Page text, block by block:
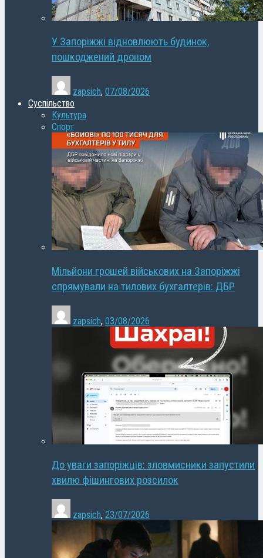
У Запоріжжі відновлюють будинок,
пошкоджений дроном
zapsich, 07/08/2026
Суспільство
Культура
Спорт
Мільйони грошей військових на Запоріжжі
спрямували на тилових бухгалтерів: ДБР
zapsich, 03/08/2026
До уваги запоріжців: зловмисники запустили
хвилю фішингових розсилок
zapsich, 23/07/2026